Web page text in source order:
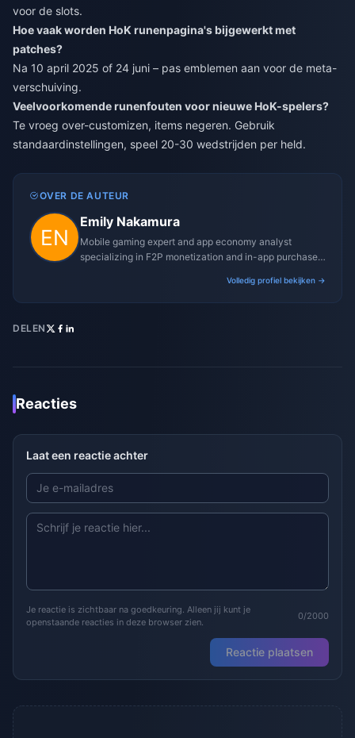
voor de slots.
Hoe vaak worden HoK runenpagina's bijgewerkt met
patches?
Na 10 april 2025 of 24 juni – pas emblemen aan voor de meta-
verschuiving.
Veelvoorkomende runenfouten voor nieuwe HoK-spelers?
Te vroeg over-customizen, items negeren. Gebruik
standaardinstellingen, speel 20-30 wedstrijden per held.
OVER DE AUTEUR
Emily Nakamura
Mobile gaming expert and app economy analyst
specializing in F2P monetization and in-app purchase
Volledig profiel bekijken →
DELEN
Reacties
Laat een reactie achter
Je reactie is zichtbaar na goedkeuring. Alleen jij kunt je
openstaande reacties in deze browser zien.
0/2000
Reactie plaatsen